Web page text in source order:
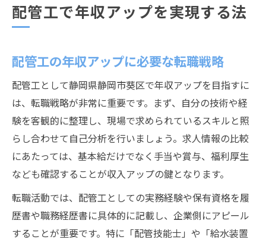
配管工で年収アップを実現する法
配管工の年収アップに必要な転職戦略
配管工として静岡県静岡市葵区で年収アップを目指すに
は、転職戦略が非常に重要です。まず、自分の技術や経
験を客観的に整理し、現場で求められているスキルと照
らし合わせて自己分析を行いましょう。求人情報の比較
にあたっては、基本給だけでなく手当や賞与、福利厚生
なども確認することが収入アップの鍵となります。
転職活動では、配管工としての実務経験や保有資格を履
歴書や職務経歴書に具体的に記載し、企業側にアピール
することが重要です。特に「配管技能士」や「給水装置